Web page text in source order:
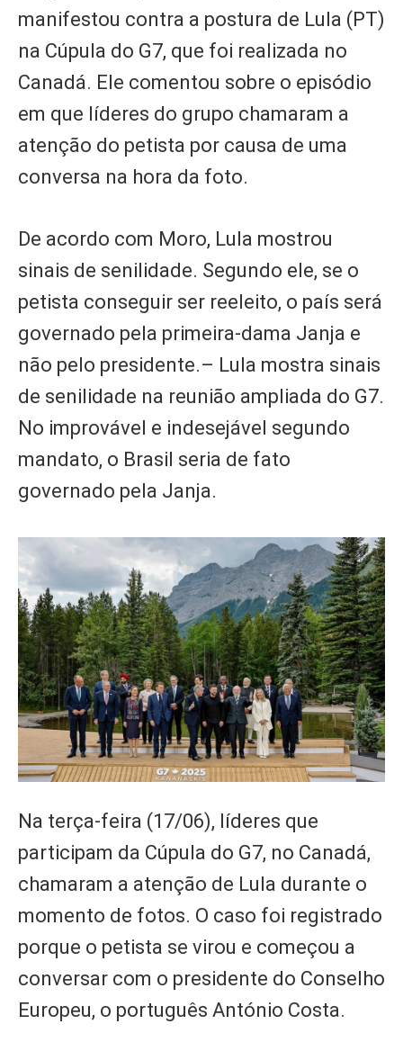
manifestou contra a postura de Lula (PT)
na Cúpula do G7, que foi realizada no
Canadá. Ele comentou sobre o episódio
em que líderes do grupo chamaram a
atenção do petista por causa de uma
conversa na hora da foto.
De acordo com Moro, Lula mostrou
sinais de senilidade. Segundo ele, se o
petista conseguir ser reeleito, o país será
governado pela primeira-dama Janja e
não pelo presidente.– Lula mostra sinais
de senilidade na reunião ampliada do G7.
No improvável e indesejável segundo
mandato, o Brasil seria de fato
governado pela Janja.
Na terça-feira (17/06), líderes que
participam da Cúpula do G7, no Canadá,
chamaram a atenção de Lula durante o
momento de fotos. O caso foi registrado
porque o petista se virou e começou a
conversar com o presidente do Conselho
Europeu, o português António Costa.